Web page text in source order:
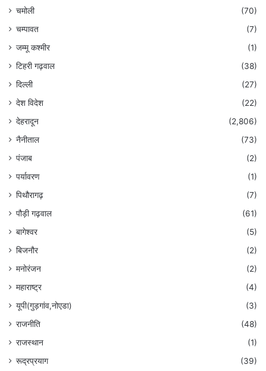
चमोली
(70)
चम्पावत
(7)
जम्मू कश्मीर
(1)
टिहरी गढ़वाल
(38)
दिल्ली
(27)
देश विदेश
(22)
देहरादून
(2,806)
नैनीताल
(73)
पंजाब
(2)
पर्यावरण
(1)
पिथौरागढ़
(7)
पौड़ी गढ़वाल
(61)
बागेश्वर
(5)
बिजनौर
(2)
मनोरंजन
(2)
महाराष्ट्र
(4)
यूपी(गुड़गांव,नोएडा)
(3)
राजनीति
(48)
राजस्थान
(1)
रूद्रप्रयाग
(39)